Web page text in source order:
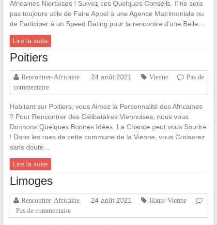
Africaines Niortaises ! Suivez ces Quelques Conseils. Il ne sera
pas toujours utile de Faire Appel à une Agence Matrimoniale ou
de Participer à un Speed Dating pour la rencontre d’une Belle…
Lire la suite
Poitiers
Rencontrer-Africaine 24 août 2021 Vienne
Pas de
commentaire
Habitant sur Poitiers, vous Aimez la Personnalité des Africaines
? Pour Rencontrer des Célibataires Viennoises, nous vous
Donnons Quelques Bonnes Idées. La Chance peut vous Sourire
! Dans les rues de cette commune de la Vienne, vous Croiserez
sans doute…
Lire la suite
Limoges
Rencontrer-Africaine 24 août 2021
Haute-Vienne
Pas de commentaire